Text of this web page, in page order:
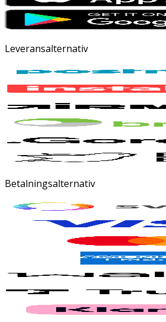
Leveransalternativ
Betalningsalternativ